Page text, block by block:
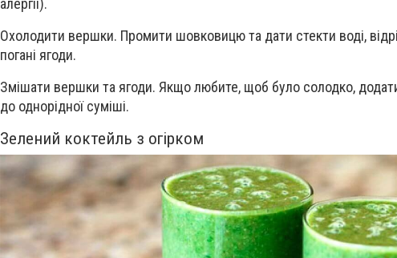
алергії).
Охолодити вершки. Промити шовковицю та дати стекти воді,
погані ягоди.
Змішати вершки та ягоди. Якщо любите, щоб було солодко,
до однорідної суміші.
Зелений коктейль з огірком